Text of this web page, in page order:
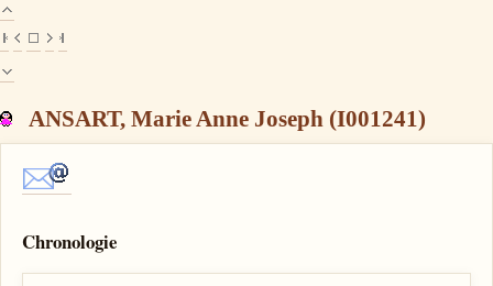
ANSART, Marie Anne Joseph (I001241)
Chronologie